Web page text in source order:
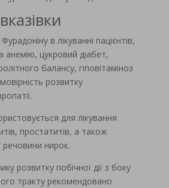
в лікуванні пацієнтів,
анемію, цукровий діабет,
балансу, гіповітаміноз
розвитку
для лікування
простатитів, а також
речовини нирок.
розвитку побічної дії з боку
тракту рекомендовано